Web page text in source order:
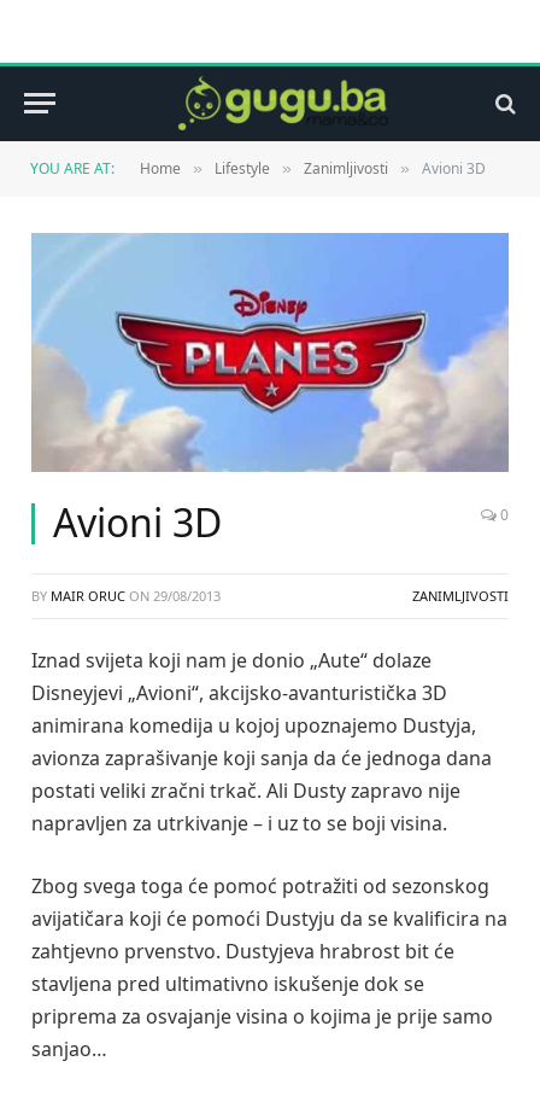
YOU ARE AT: Home » Lifestyle » Zanimljivosti » Avioni 3D
Avioni 3D 0
BY MAIR ORUC ON 29/08/2013 ZANIMLJIVOSTI
Iznad svijeta koji nam je donio „Aute“ dolaze
Disneyjevi „Avioni“, akcijsko-avanturistička 3D
animirana komedija u kojoj upoznajemo Dustyja,
avionza zaprašivanje koji sanja da će jednoga dana
postati veliki zračni trkač. Ali Dusty zapravo nije
napravljen za utrkivanje – i uz to se boji visina.
Zbog svega toga će pomoć potražiti od sezonskog
avijatičara koji će pomoći Dustyju da se kvalificira na
zahtjevno prvenstvo. Dustyjeva hrabrost bit će
stavljena pred ultimativno iskušenje dok se
priprema za osvajanje visina o kojima je prije samo
sanjao…